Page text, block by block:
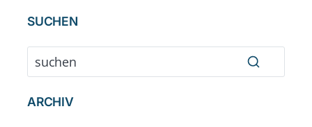
SUCHEN
ARCHIV